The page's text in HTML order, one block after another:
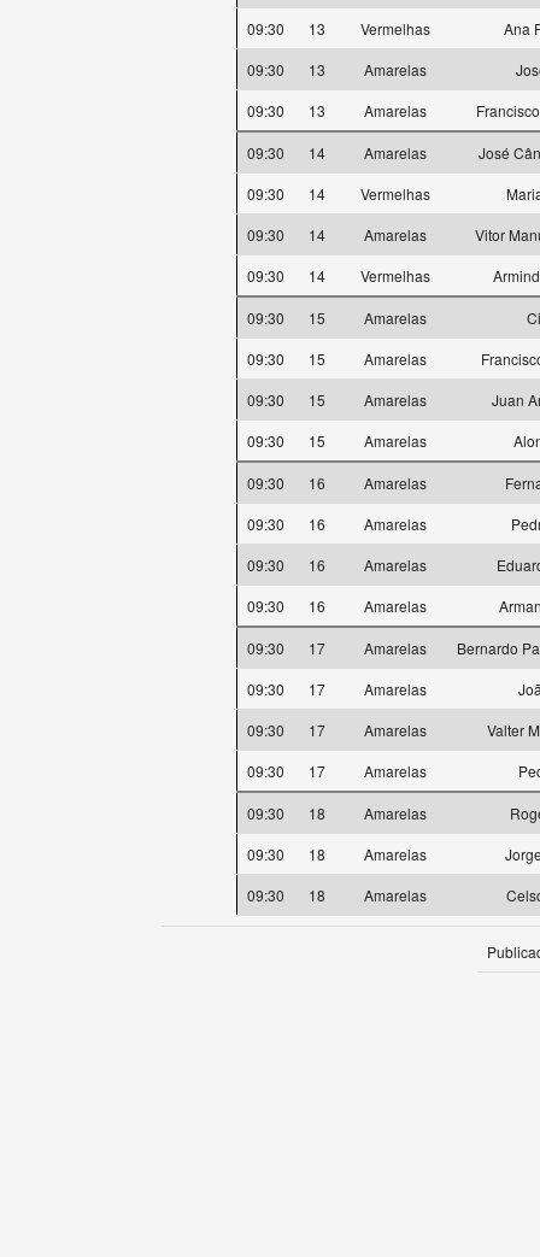
09:30
13 Vermelhas
Ana
09:30
13 Amarelas
09:30
13 Amarelas
09:30 14 Amarelas
José
09:30
14 Vermelhas
09:30
14 Amarelas
Vitor
09:30
14 Vermelhas
09:30 15 Amarelas
09:30
15 Amarelas
09:30
15 Amarelas
Juan
09:30
15 Amarelas
09:30 16 Amarelas
09:30
16 Amarelas
09:30
16 Amarelas
09:30
16 Amarelas
09:30 17 Amarelas
Bernardo
09:30
17 Amarelas
09:30
17 Amarelas
Valter
09:30
17 Amarelas
09:30 18 Amarelas
09:30
18 Amarelas
09:30
18 Amarelas